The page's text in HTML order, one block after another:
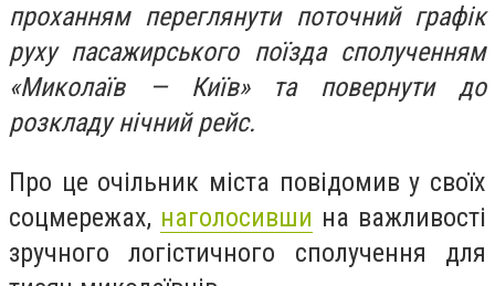
проханням переглянути поточний графік
руху пасажирського поїзда сполученням
«Миколаїв — Київ» та повернути до
розкладу нічний рейс.
Про це очільник міста повідомив у своїх
соцмережах, наголосивши на важливості
зручного логістичного сполучення для